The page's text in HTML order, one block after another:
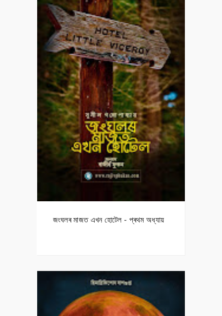
জংঘলৰ মাজত এখন হোটেল - প্ৰথম অধ্যায়